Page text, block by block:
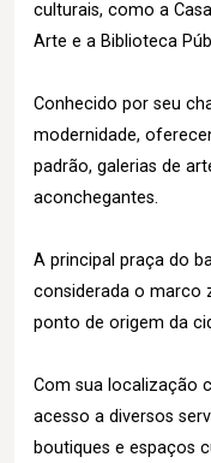
culturais, como a
Arte e a Biblioteca
Conhecido por seu
modernidade,
padrão, galerias de
aconchegantes.
A principal praça do
considerada o marco
ponto de origem da
Com sua localização
acesso a diversos
boutiques e espaços